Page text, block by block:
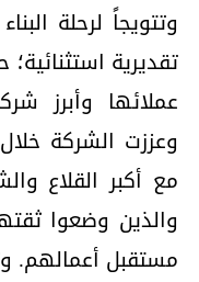
وتتويجاً لرحلة
تقديرية
عملائها وأبرز
وعززت الشركة
مع أكبر القلاع
والذين وضعوا
مستقبل أعمالهم.